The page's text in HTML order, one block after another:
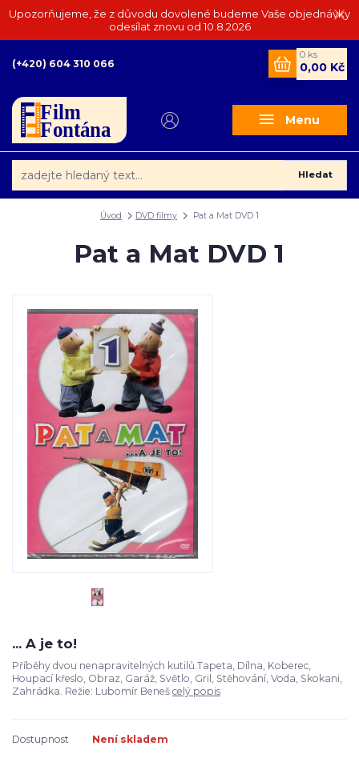
Upozorňujeme, že z důvodu dovolené budeme Vaše objednávky
odesílat znovu od 10.8.2026
Menu
Hledat
(+420) 604 310 066
0 ks
0,00 Kč
Úvod DVD filmy Pat a Mat DVD 1
Pat a Mat DVD 1
... A je to!
Příběhy dvou nenapravitelných kutilů.Tapeta, Dílna, Koberec,
Houpací křeslo, Obraz, Garáž, Světlo, Gril, Stěhování, Voda, Skokani,
Zahrádka. Režie: Lubomír Beneš celý popis
Dostupnost Není skladem